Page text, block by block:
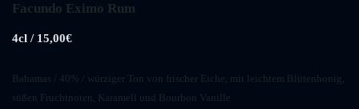
Facundo Eximo Rum
4cl / 15,00€
Bahamas / 40% / würziger Ton von frischer Eiche, mit leichtem Blütenhonig,
süßen Fruchtnoten, Karamell und Bourbon Vanille